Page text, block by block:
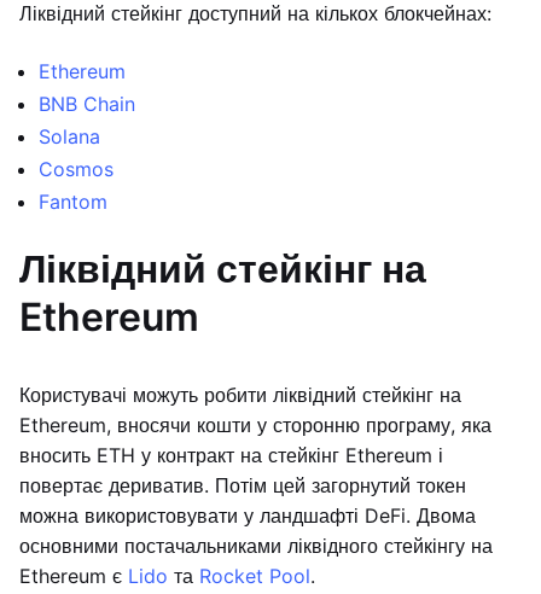
Ліквідний стейкінг доступний на кількох блокчейнах:
Ethereum
BNB Chain
Solana
Cosmos
Fantom
Ліквідний стейкінг на
Ethereum
Користувачі можуть робити ліквідний стейкінг на
Ethereum, вносячи кошти у сторонню програму, яка
вносить ETH у контракт на стейкінг Ethereum і
повертає дериватив. Потім цей загорнутий токен
можна використовувати у ландшафті DeFi. Двома
основними постачальниками ліквідного стейкінгу на
Ethereum є Lido та Rocket Pool.